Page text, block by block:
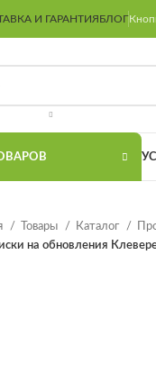
И ГАРАНТИЯБЛОГ
Товары Каталог
на обновления